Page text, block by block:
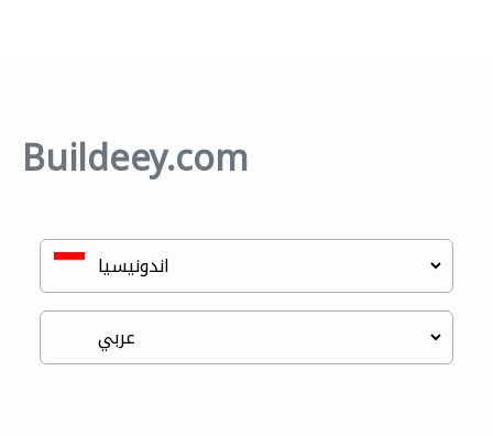
Buildeey.com